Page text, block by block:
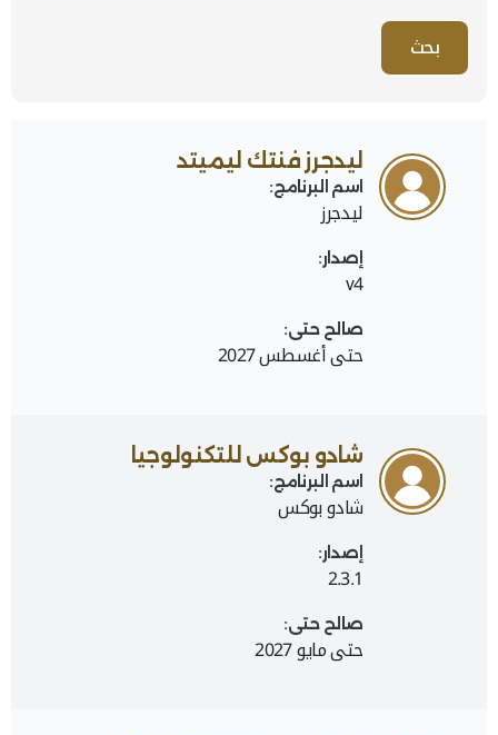
42 Items found
ليدجرز فنتك ليميتد
اسم البرنامج:
ليدجرز
إصدار:
v4
صالح حتى:
حتى أغسطس 2027
شادو بوكس للتكنولوجيا
اسم البرنامج:
شادو بوكس
إصدار:
2.3.1
صالح حتى:
حتى مايو 2027